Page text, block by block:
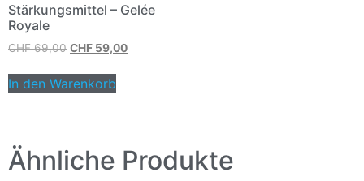
Stärkungsmittel – Gelée
Royale
CHF69,00 CHF 59,00
In den Warenkorb
Ähnliche Produkte